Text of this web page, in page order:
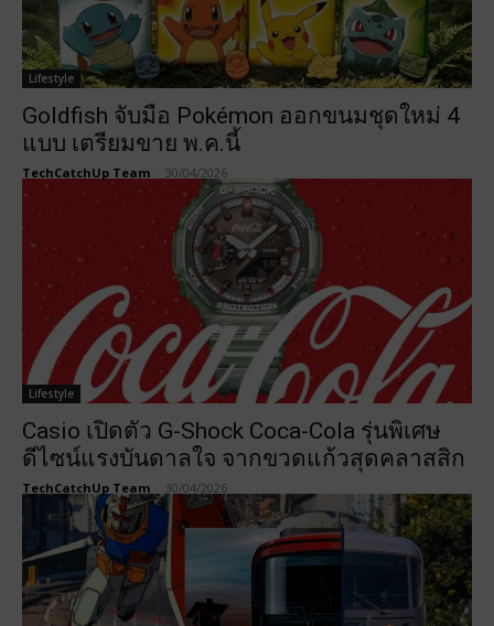
Lifestyle
Goldfish จับมือ Pokémon ออกขนมชุดใหม่ 4
แบบ เตรียมขาย พ.ค.นี้
TechCatchUp Team 30/04/2026
Lifestyle
Casio เปิดตัว G-Shock Coca-Cola รุ่นพิเศษ
ดีไซน์แรงบันดาลใจ จากขวดแก้วสุดคลาสสิก
TechCatchUp Team 30/04/2026